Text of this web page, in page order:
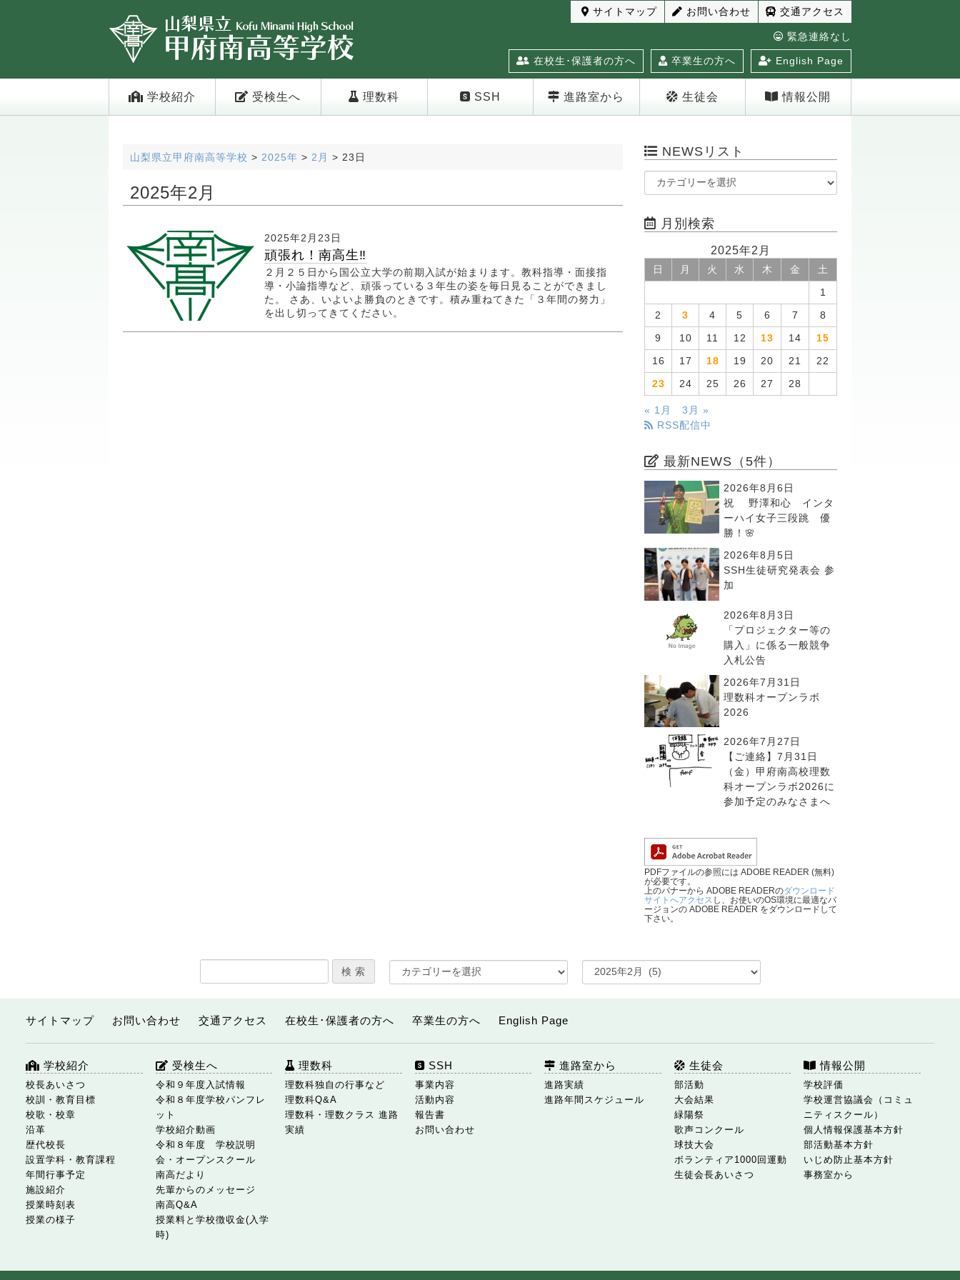
交通アクセス
お問い合わせ
サイトマップ
緊急連絡なし
在校生･保護者の方へ 卒業生の方へ English Page
学校紹介 受検生へ 理数科 SSH 進路室から 生徒会 情報公開
山梨県立甲府南高等学校 > 2025年 > 2月 > 23日
2025年2月
2025年2月23日
頑張れ！南高生‼
２月２５日から国公立大学の前期入試が始まります。教科指導・面接指
導・小論指導など、頑張っている３年生の姿を毎日見ることができまし
た。 さあ、いよいよ勝負のときです。積み重ねてきた「３年間の努力」
を出し切ってきてください。
NEWSリスト
月別検索
2025年2月
日 月 火 水 木 金 土
1
2 3 4 5 6 7 8
9 10 11 12 13 14 15
16 17 18 19 20 21 22
23 24 25 26 27 28
« 1月
3月 »
RSS配信中
最新NEWS（5件）
2026年8月6日
祝 野澤和心 インタ
ーハイ女子三段跳 優
勝！🌸
2026年8月5日
SSH生徒研究発表会 参
加
2026年8月3日
「プロジェクター等の
購入」に係る一般競争
入札公告
2026年7月31日
理数科オープンラボ
2026
2026年7月27日
【ご連絡】7月31日
（金）甲府南高校理数
科オープンラボ2026に
参加予定のみなさまへ
PDFファイルの参照には ADOBE READER (無料)
が必要です。
上のバナーから ADOBE READERのダウンロード
サイトへアクセス し、お使いのOS環境に最適なバ
ージョンの ADOBE READER をダウンロードして
下さい。
サイトマップ お問い合わせ 交通アクセス 在校生･保護者の方へ 卒業生の方へ English Page
学校紹介
校長あいさつ
校訓・教育目標
校歌・校章
沿革
歴代校長
設置学科・教育課程
年間行事予定
施設紹介
授業時刻表
授業の様子
受検生へ
令和９年度入試情報
令和８年度学校パンフレ
ット
学校紹介動画
令和８年度 学校説明
会・オープンスクール
南高だより
先輩からのメッセージ
南高Q&A
授業料と学校徴収金(入学
時)
理数科
理数科独自の行事など
理数科Q&A
理数科・理数クラス 進路
実績
SSH
事業内容
活動内容
報告書
お問い合わせ
進路室から
進路実績
進路年間スケジュール
生徒会
部活動
大会結果
緑陽祭
歌声コンクール
球技大会
ボランティア1000回運動
生徒会長あいさつ
情報公開
学校評価
学校運営協議会（コミュ
ニティスクール）
個人情報保護基本方針
部活動基本方針
いじめ防止基本方針
事務室から